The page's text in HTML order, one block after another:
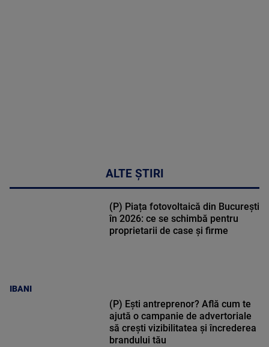
ALTE ȘTIRI
IBANI
(P) Piața fotovoltaică din București
în 2026: ce se schimbă pentru
proprietarii de case și firme
(P) Ești antreprenor? Află cum te
ajută o campanie de advertoriale
să crești vizibilitatea și încrederea
brandului tău